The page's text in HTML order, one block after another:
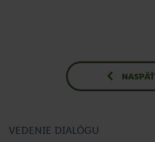
NASPÄŤ
VEDENIE DIALÓGU